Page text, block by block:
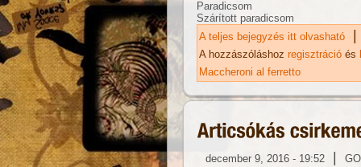
Paradicsom
Szárított paradicsom
A teljes bejegyzés itt olvasható
|
A hozzászóláshoz regisztráció és
Maccheroni al ferretto
december 9, 2016 - 19:52 |